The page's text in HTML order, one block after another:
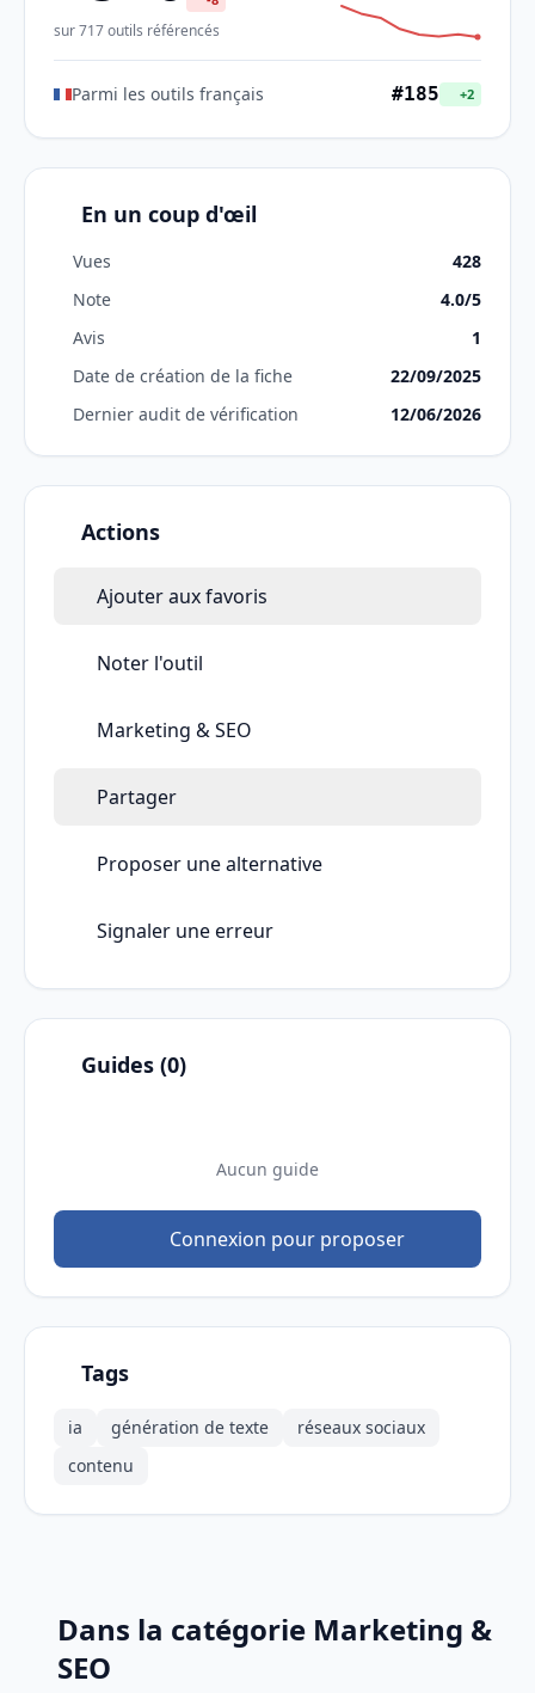
sur 717 outils référencés
Parmi les outils français #185 +2
En un coup d'œil
Vues
428
Note
4.0/5
Avis
1
Date de création de la fiche
22/09/2025
Dernier audit de vérification
12/06/2026
Actions
Ajouter aux favoris
Noter l'outil
Marketing & SEO
Partager
Proposer une alternative
Signaler une erreur
Guides (0)
Aucun guide
Connexion pour proposer
Tags
ia génération de texte
réseaux sociaux
contenu
Dans la catégorie Marketing &
SEO